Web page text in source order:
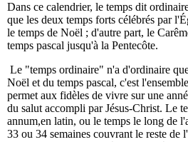
Dans ce calendrier, le temps dit
que les deux temps forts célébrés par
le temps de Noël ; d'autre part, le
temps pascal jusqu'à la Pentecôte.
Le "temps ordinaire" n'a d'ordinaire
Noël et du temps pascal, c'est
permet aux fidèles de vivre sur une
du salut accompli par Jésus-Christ. Le
annum,en latin, ou le temps le long de
33 ou 34 semaines couvrant le reste de